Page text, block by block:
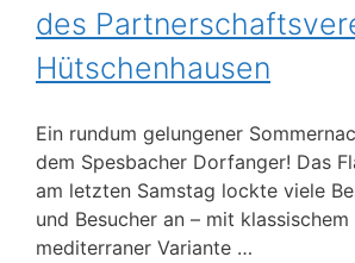
des
Hütschenhausen
Ein rundum gelungener
dem Spesbacher Dorfanger! Das
am letzten Samstag lockte viele
und Besucher an – mit klassischem
mediterraner Variante …